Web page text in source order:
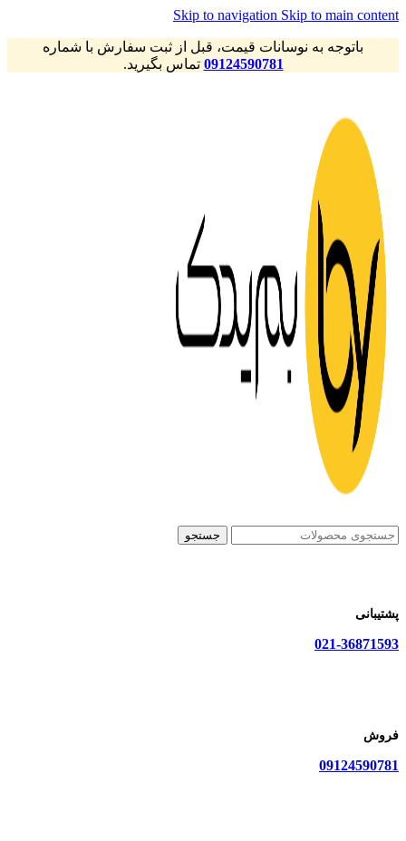
Skip to navigation Skip to main content
باتوجه به نوسانات قیمت، قبل از ثبت سفارش با شماره
09124590781 تماس بگیرید.
جستجو
پشتیبانی
021-36871593
فروش
09124590781